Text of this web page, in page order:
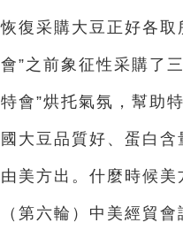
恢復采購大豆正好各
會”之前象征性采購了
特會”烘托氣氛，幫助
國大豆品質好、蛋白
由美方出。什麼時候美
（第六輪）中美經貿